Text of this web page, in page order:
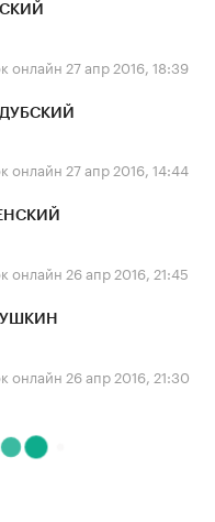
онлайн 27 апр 2016, 18:39
онлайн 27 апр 2016, 14:44
онлайн 26 апр 2016, 21:45
онлайн 26 апр 2016, 21:30